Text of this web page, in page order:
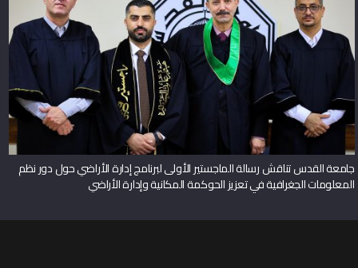
جامعة القدس تناقش رسالة الماجستير الأولى لبرنامج إدارة الأراضي حول دور نظم
المعلومات الجغرافية في تعزيز الحوكمة المكانية وإدارة الأراضي